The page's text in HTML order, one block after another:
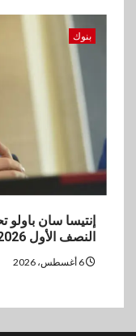
بنوك
النصف الأول 2026